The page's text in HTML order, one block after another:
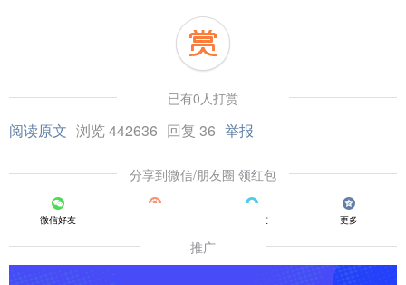
已有0人打赏
阅读原文 浏览 442636 回复 36 举报
分享到微信/朋友圈 领红包
微信好友 QQ好友 更多
推广